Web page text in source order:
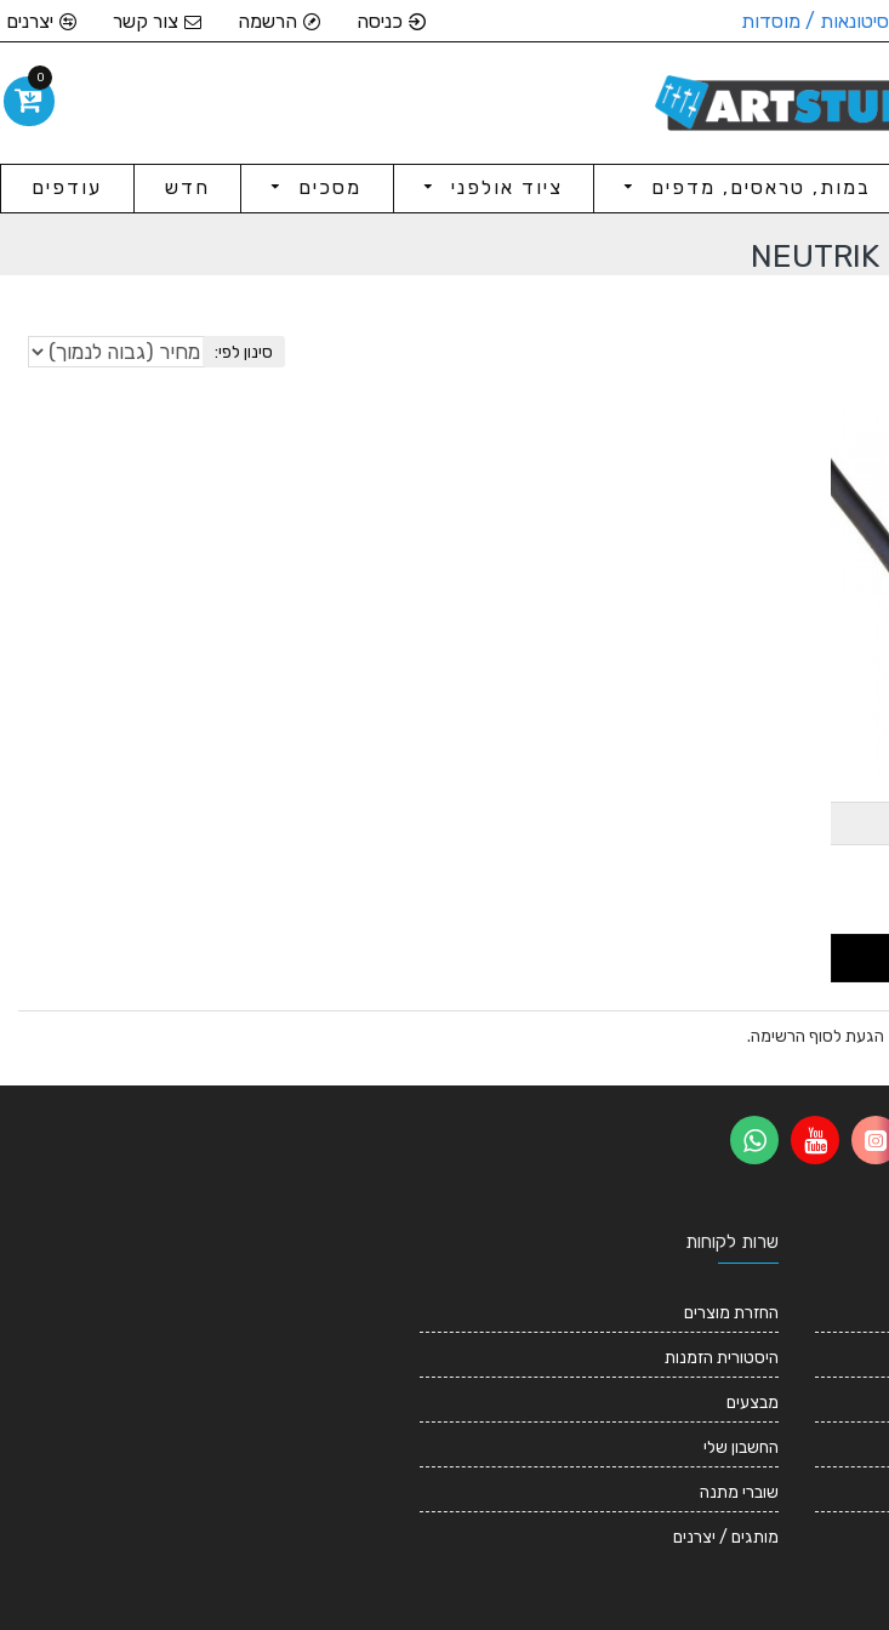
סיטונאות / מוסדות כניסה הרשמה צור קשר יצרנים
במות, טראסים, מדפים ציוד אולפני מסכים חדש עודפים
NEUTRIK
סינון לפי:
הגעת לסוף הרשימה.
שרות לקוחות
החזרת מוצרים
היסטורית הזמנות
מבצעים
החשבון שלי
שוברי מתנה
מותגים / יצרנים
0